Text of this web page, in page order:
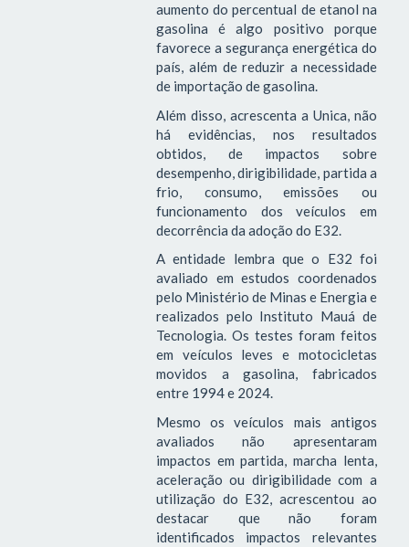
aumento do percentual de etanol na
gasolina é algo positivo porque
favorece a segurança energética do
país, além de reduzir a necessidade
de importação de gasolina.
Além disso, acrescenta a Unica, não
há evidências, nos resultados
obtidos, de impactos sobre
desempenho, dirigibilidade, partida a
frio, consumo, emissões ou
funcionamento dos veículos em
decorrência da adoção do E32.
A entidade lembra que o E32 foi
avaliado em estudos coordenados
pelo Ministério de Minas e Energia e
realizados pelo Instituto Mauá de
Tecnologia. Os testes foram feitos
em veículos leves e motocicletas
movidos a gasolina, fabricados
entre 1994 e 2024.
Mesmo os veículos mais antigos
avaliados não apresentaram
impactos em partida, marcha lenta,
aceleração ou dirigibilidade com a
utilização do E32, acrescentou ao
destacar que não foram
identificados impactos relevantes